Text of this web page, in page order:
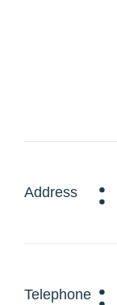
Address :
Telephone :